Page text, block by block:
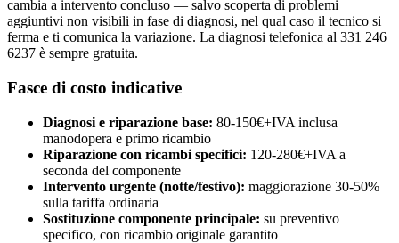
cambia a intervento concluso — salvo scoperta di problemi
aggiuntivi non visibili in fase di diagnosi, nel qual caso il tecnico si
ferma e ti comunica la variazione. La diagnosi telefonica al 331 246
6237 è sempre gratuita.
Fasce di costo indicative
Diagnosi e riparazione base: 80-150€+IVA inclusa
manodopera e primo ricambio
Riparazione con ricambi specifici: 120-280€+IVA a
seconda del componente
Intervento urgente (notte/festivo): maggiorazione 30-50%
sulla tariffa ordinaria
Sostituzione componente principale: su preventivo
specifico, con ricambio originale garantito